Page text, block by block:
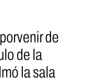
de
de la
la sala